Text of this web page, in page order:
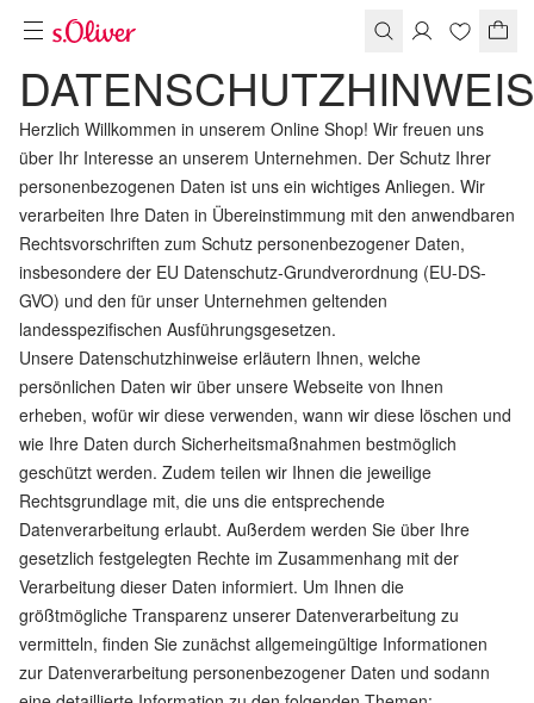
DATENSCHUTZHINWEIS
Herzlich Willkommen in unserem Online Shop! Wir freuen uns
über Ihr Interesse an unserem Unternehmen. Der Schutz Ihrer
personenbezogenen Daten ist uns ein wichtiges Anliegen. Wir
verarbeiten Ihre Daten in Übereinstimmung mit den anwendbaren
Rechtsvorschriften zum Schutz personenbezogener Daten,
insbesondere der EU Datenschutz-Grundverordnung (EU-DS-
GVO) und den für unser Unternehmen geltenden
landesspezifischen Ausführungsgesetzen.
Unsere Datenschutzhinweise erläutern Ihnen, welche
persönlichen Daten wir über unsere Webseite von Ihnen
erheben, wofür wir diese verwenden, wann wir diese löschen und
wie Ihre Daten durch Sicherheitsmaßnahmen bestmöglich
geschützt werden. Zudem teilen wir Ihnen die jeweilige
Rechtsgrundlage mit, die uns die entsprechende
Datenverarbeitung erlaubt. Außerdem werden Sie über Ihre
gesetzlich festgelegten Rechte im Zusammenhang mit der
Verarbeitung dieser Daten informiert. Um Ihnen die
größtmögliche Transparenz unserer Datenverarbeitung zu
vermitteln, finden Sie zunächst allgemeingültige Informationen
zur Datenverarbeitung personenbezogener Daten und sodann